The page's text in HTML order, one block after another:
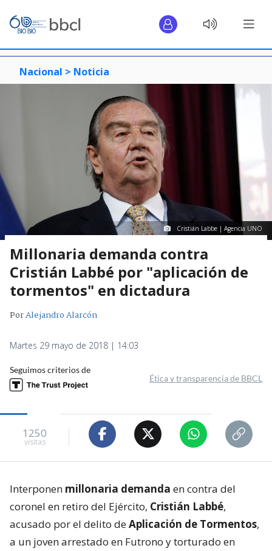
Nacional > Noticia
Cristián Labbe | Agencia UNO
Millonaria demanda contra
Cristián Labbé por "aplicación de
tormentos" en dictadura
PorAlejandro Alarcón
Martes 29 mayo de 2018 | 14:03
Seguimos criterios de
Ética y transparencia de BBCL
1250
visitas
Interponen millonaria demanda en contra del
coronel en retiro del Ejército, Cristián Labbé,
acusado por el delito deAplicación de Tormentos,
a un joven arrestado en Futrono y torturado en